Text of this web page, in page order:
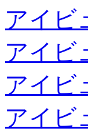
アイビ
アイビ
アイビ
アイビ